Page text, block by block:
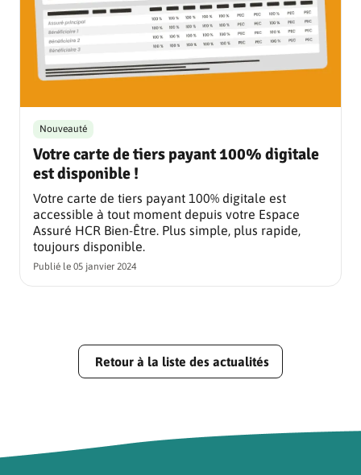
Votre carte de tiers payant 100% digitale
est disponible !
Nouveauté
Votre carte de tiers payant 100% digitale est
accessible à tout moment depuis votre Espace
Assuré HCR Bien-Être. Plus simple, plus rapide,
toujours disponible.
Publié le 05 janvier 2024
Retour à la liste des actualités